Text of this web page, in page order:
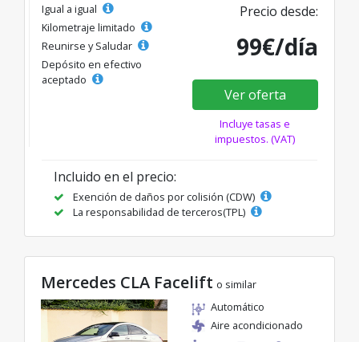
Igual a igual
Kilometraje limitado
Reunirse y Saludar
Depósito en efectivo
aceptado
Precio desde:
99€/día
Ver oferta
Incluye tasas e
impuestos. (VAT)
Incluido en el precio:
Exención de daños por colisión (CDW)
La responsabilidad de terceros(TPL)
Mercedes CLA Facelift o similar
Automático
Aire acondicionado